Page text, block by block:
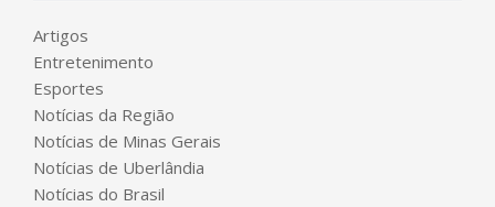
Artigos
Entretenimento
Esportes
Notícias da Região
Notícias de Minas Gerais
Notícias de Uberlândia
Notícias do Brasil